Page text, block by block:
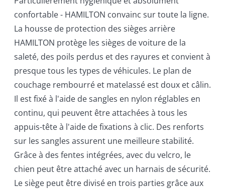
confortable - HAMILTON convainc sur toute la ligne.
La housse de protection des sièges arrière
HAMILTON protège les sièges de voiture de la
saleté, des poils perdus et des rayures et convient à
presque tous les types de véhicules. Le plan de
couchage rembourré et matelassé est doux et câlin.
Il est fixé à l'aide de sangles en nylon réglables en
continu, qui peuvent être attachées à tous les
appuis-tête à l'aide de fixations à clic. Des renforts
sur les sangles assurent une meilleure stabilité.
Grâce à des fentes intégrées, avec du velcro, le
chien peut être attaché avec un harnais de sécurité.
Le siège peut être divisé en trois parties grâce aux